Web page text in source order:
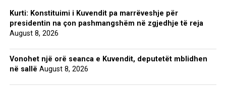
Kurti: Konstituimi i Kuvendit pa marrëveshje për
presidentin na çon pashmangshëm në zgjedhje të reja
August 8, 2026
Vonohet një orë seanca e Kuvendit, deputetët mblidhen
në sallë August 8, 2026